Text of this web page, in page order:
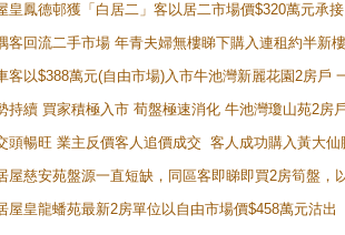
皇鳳德邨獲「白居二」客以居二市場價$320萬元承接
客回流二手市場 年青夫婦無樓睇下購入連租約半新
客以$388萬元(自由市場)入市牛池灣新麗花園2房戶
持續 買家積極入市 荀盤極速消化 牛池灣瓊山苑2房
頭暢旺 業主反價客人追價成交 客人成功購入黃大
屋慈安苑盤源一直短缺，同區客即睇即買2房筍盤，
屋皇龍蟠苑最新2房單位以自由市場價$458萬元沽出